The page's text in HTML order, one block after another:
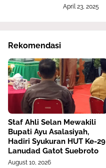
April 23, 2025
Rekomendasi
Staf Ahli Selan Mewakili
Bupati Ayu Asalasiyah,
Hadiri Syukuran HUT Ke-29
Lanudad Gatot Suebroto
August 10, 2026